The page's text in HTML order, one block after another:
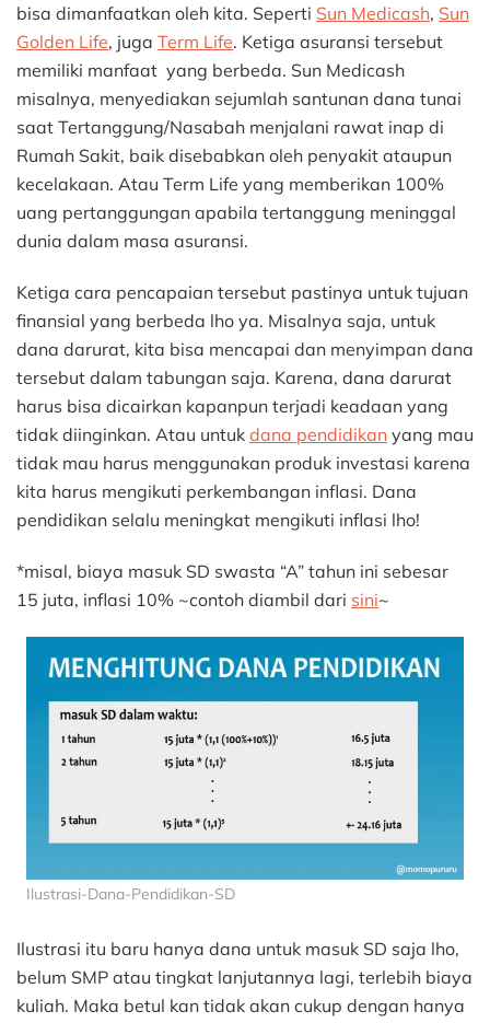
bisa dimanfaatkan oleh kita. Seperti Sun Medicash, Sun
Golden Life, juga Term Life. Ketiga asuransi tersebut
memiliki manfaat yang berbeda. Sun Medicash
misalnya, menyediakan sejumlah santunan dana tunai
saat Tertanggung/Nasabah menjalani rawat inap di
Rumah Sakit, baik disebabkan oleh penyakit ataupun
kecelakaan. Atau Term Life yang memberikan 100%
uang pertanggungan apabila tertanggung meninggal
dunia dalam masa asuransi.
Ketiga cara pencapaian tersebut pastinya untuk tujuan
finansial yang berbeda lho ya. Misalnya saja, untuk
dana darurat, kita bisa mencapai dan menyimpan dana
tersebut dalam tabungan saja. Karena, dana darurat
harus bisa dicairkan kapanpun terjadi keadaan yang
tidak diinginkan. Atau untuk dana pendidikan yang mau
tidak mau harus menggunakan produk investasi karena
kita harus mengikuti perkembangan inflasi. Dana
pendidikan selalu meningkat mengikuti inflasi lho!
*misal, biaya masuk SD swasta “A” tahun ini sebesar
15 juta, inflasi 10% ~contoh diambil dari sini~
Ilustrasi-Dana-Pendidikan-SD
Ilustrasi itu baru hanya dana untuk masuk SD saja lho,
belum SMP atau tingkat lanjutannya lagi, terlebih biaya
kuliah. Maka betul kan tidak akan cukup dengan hanya